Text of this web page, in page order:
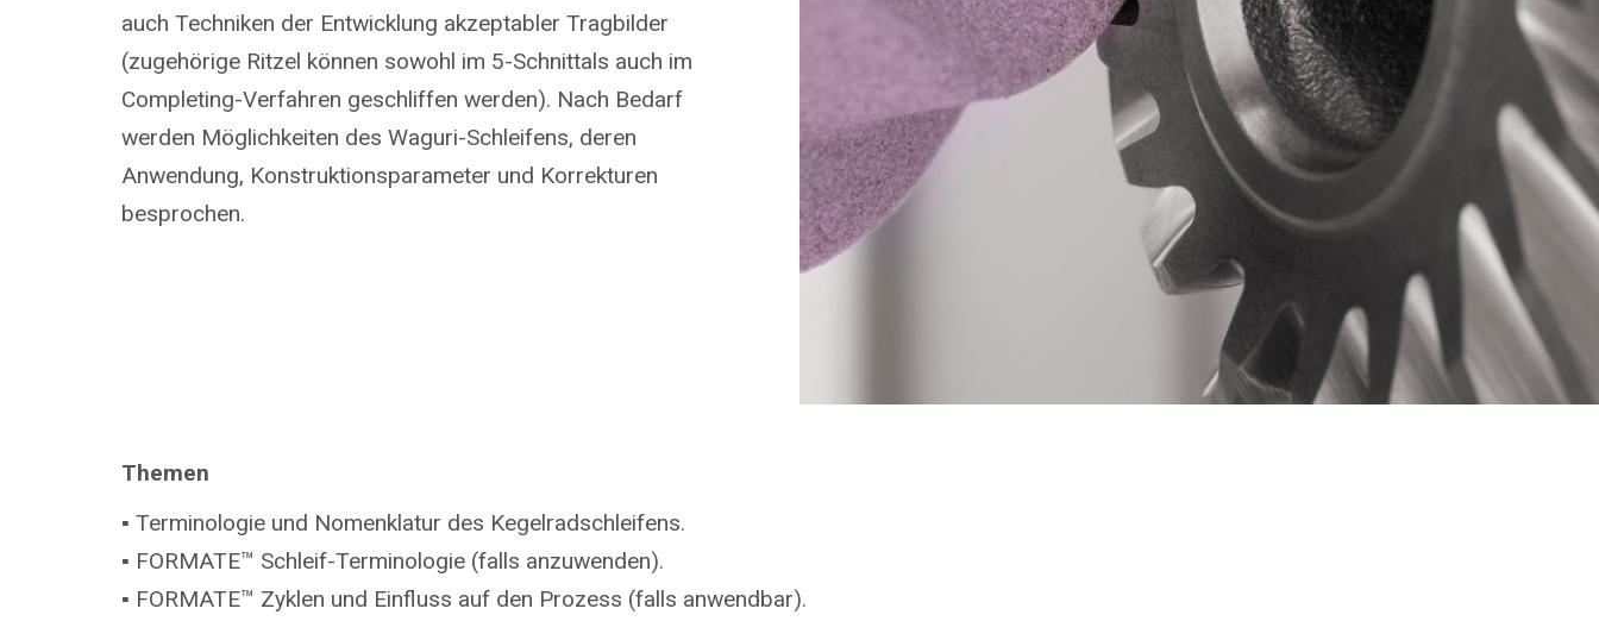
auch Techniken der Entwicklung akzeptabler Tragbilder
(zugehörige Ritzel können sowohl im 5-Schnittals auch im
Completing-Verfahren geschliffen werden). Nach Bedarf
werden Möglichkeiten des Waguri-Schleifens, deren
Anwendung, Konstruktionsparameter und Korrekturen
besprochen.
Themen
▪ Terminologie und Nomenklatur des Kegelradschleifens.
▪ FORMATE™ Schleif-Terminologie (falls anzuwenden).
▪ FORMATE™ Zyklen und Einfluss auf den Prozess (falls anwendbar).